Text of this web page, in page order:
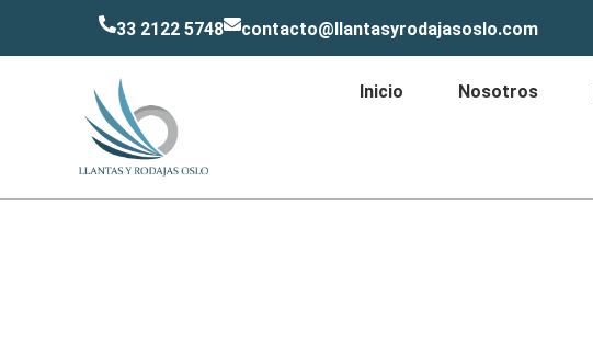
33 2122 5748 contacto@llantasyrodajasoslo.com
Inicio Nosotros